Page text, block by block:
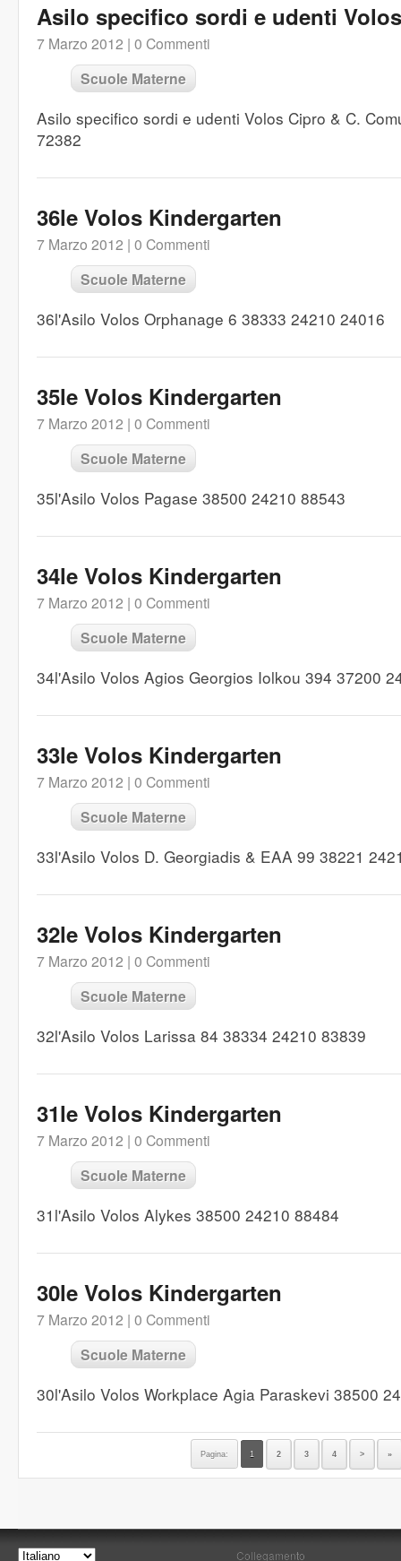
Asilo specifico sordi e udenti Volos
7 Marzo 2012 | 0 Commenti
Scuole Materne
Asilo specifico sordi e udenti Volos Cipro & C.
72382
36le Volos Kindergarten
7 Marzo 2012 | 0 Commenti
Scuole Materne
36l'Asilo Volos Orphanage 6 38333 24210 24016
35le Volos Kindergarten
7 Marzo 2012 | 0 Commenti
Scuole Materne
35l'Asilo Volos Pagase 38500 24210 88543
34le Volos Kindergarten
7 Marzo 2012 | 0 Commenti
Scuole Materne
34l'Asilo Volos Agios Georgios Iolkou 394 37200
33le Volos Kindergarten
7 Marzo 2012 | 0 Commenti
Scuole Materne
33l'Asilo Volos D. Georgiadis & EAA 99 38221
32le Volos Kindergarten
7 Marzo 2012 | 0 Commenti
Scuole Materne
32l'Asilo Volos Larissa 84 38334 24210 83839
31le Volos Kindergarten
7 Marzo 2012 | 0 Commenti
Scuole Materne
31l'Asilo Volos Alykes 38500 24210 88484
30le Volos Kindergarten
7 Marzo 2012 | 0 Commenti
Scuole Materne
30l'Asilo Volos Workplace Agia Paraskevi 38500
Pagina: 1 2 3 4 > »
Collegamento